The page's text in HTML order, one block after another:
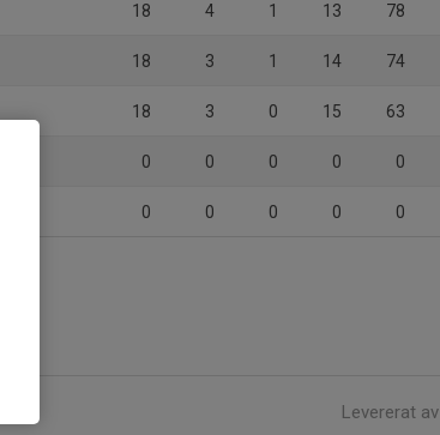
18 4 1 13 78
18 3 1 14 74
18 3 0 15 63
0 0 0 0 0
0 0 0 0 0
Levererat av